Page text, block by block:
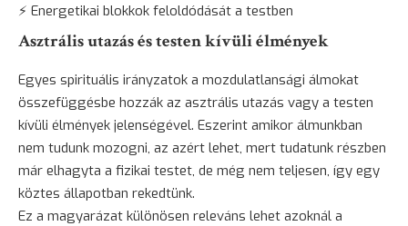
⚡ Energetikai blokkok feloldódását a testben
Asztrális utazás és testen kívüli élmények
Egyes spirituális irányzatok a mozdulatlansági álmokat
összefüggésbe hozzák az asztrális utazás vagy a testen
kívüli élmények jelenségével. Eszerint amikor álmunkban
nem tudunk mozogni, az azért lehet, mert tudatunk részben
már elhagyta a fizikai testet, de még nem teljesen, így egy
köztes állapotban rekedtünk.
Ez a magyarázat különösen releváns lehet azoknál a